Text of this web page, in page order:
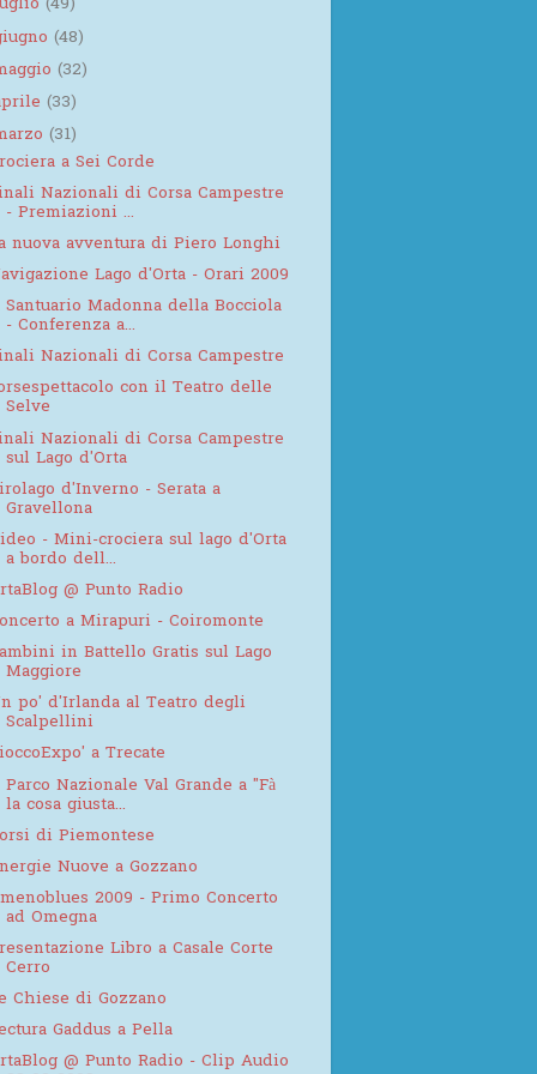
(49)
(48)
(32)
(33)
(31)
a Sei Corde
Nazionali di Corsa Campestre
- Premiazioni ...
nuova avventura di Piero Longhi
Lago d'Orta - Orari 2009
Madonna della Bocciola
- Conferenza a...
Nazionali di Corsa Campestre
con il Teatro delle
Selve
Nazionali di Corsa Campestre
sul Lago d'Orta
d'Inverno - Serata a
Gravellona
- Mini-crociera sul lago d'Orta
a bordo dell...
@ Punto Radio
a Mirapuri - Coiromonte
in Battello Gratis sul Lago
Maggiore
po' d'Irlanda al Teatro degli
Scalpellini
a Trecate
Nazionale Val Grande a "Fà
la cosa giusta...
di Piemontese
Nuove a Gozzano
2009 - Primo Concerto
ad Omegna
Libro a Casale Corte
Cerro
Chiese di Gozzano
Gaddus a Pella
@ Punto Radio - Clip Audio